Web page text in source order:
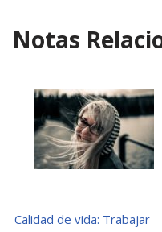
Notas
Calidad de vida: Trabajar